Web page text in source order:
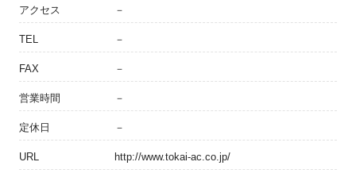
アクセス －
TEL －
FAX －
営業時間 －
定休日 －
URL http://www.tokai-ac.co.jp/